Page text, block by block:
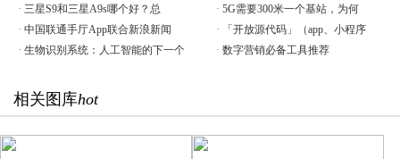
· 三星S9和三星A9s哪个好？总 · 5G需要300米一个基站，为何
· 中国联通手厅App联合新浪新闻 ·
「开放源代码」（app、小程序
· 生物识别系统：人工智能的下一个 · 数字营销必备工具推荐
相关图库hot